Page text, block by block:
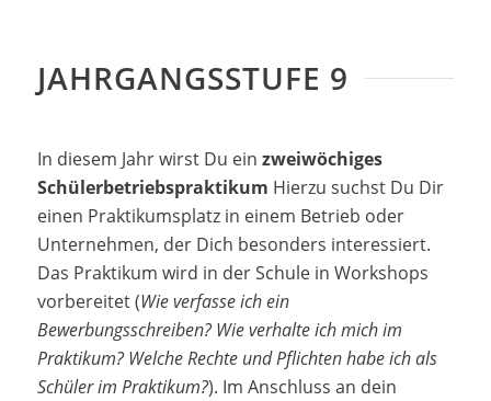
JAHRGANGSSTUFE 9
In diesem Jahr wirst Du ein zweiwöchiges
Schülerbetriebspraktikum Hierzu suchst Du Dir
einen Praktikumsplatz in einem Betrieb oder
Unternehmen, der Dich besonders interessiert.
Das Praktikum wird in der Schule in Workshops
vorbereitet (Wie verfasse ich ein
Bewerbungsschreiben? Wie verhalte ich mich im
Praktikum? Welche Rechte und Pflichten habe ich als
Schüler im Praktikum?). Im Anschluss an dein